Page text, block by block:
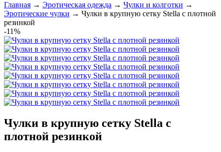
Главная → Эротическая одежда → Чулки и колготки →
Эротические чулки → Чулки в крупную сетку Stella с плотной
резинкой
-11%
Чулки в крупную сетку Stella с
плотной резинкой